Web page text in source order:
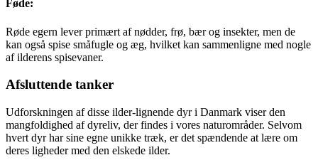
Føde:
Røde egern lever primært af nødder, frø, bær og insekter, men de
kan også spise småfugle og æg, hvilket kan sammenligne med nogle
af ilderens spisevaner.
Afsluttende tanker
Udforskningen af disse ilder-lignende dyr i Danmark viser den
mangfoldighed af dyreliv, der findes i vores naturområder. Selvom
hvert dyr har sine egne unikke træk, er det spændende at lære om
deres ligheder med den elskede ilder.